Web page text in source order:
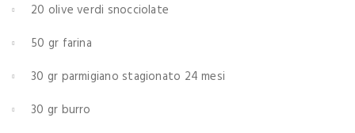
20 olive verdi snocciolate
50 gr farina
30 gr parmigiano stagionato 24 mesi
30 gr burro